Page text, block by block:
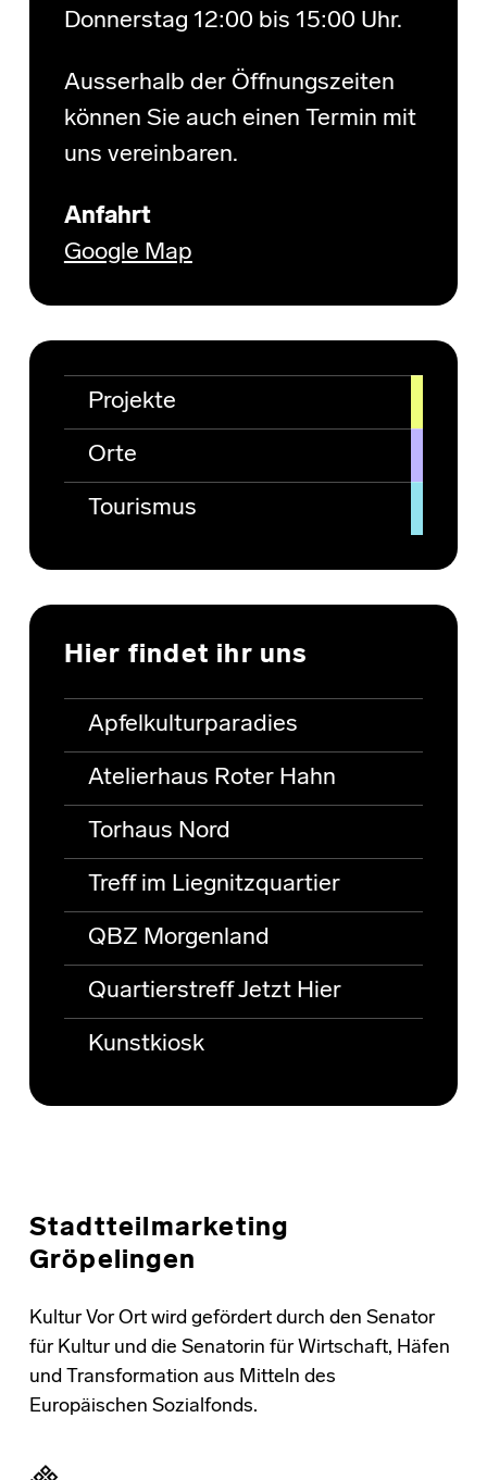
Donnerstag 12:00 bis 15:00 Uhr.
Ausserhalb der Öffnungszeiten
können Sie auch einen Termin mit
uns vereinbaren.
Anfahrt
Google Map
Projekte
Orte
Tourismus
Hier findet ihr uns
Apfelkulturparadies
Atelierhaus Roter Hahn
Torhaus Nord
Treff im Liegnitzquartier
QBZ Morgenland
Quartierstreff Jetzt Hier
Kunstkiosk
Stadtteilmarketing
Gröpelingen
Kultur Vor Ort wird gefördert durch den Senator
für Kultur und die Senatorin für Wirtschaft, Häfen
und Transformation aus Mitteln des
Europäischen Sozialfonds.